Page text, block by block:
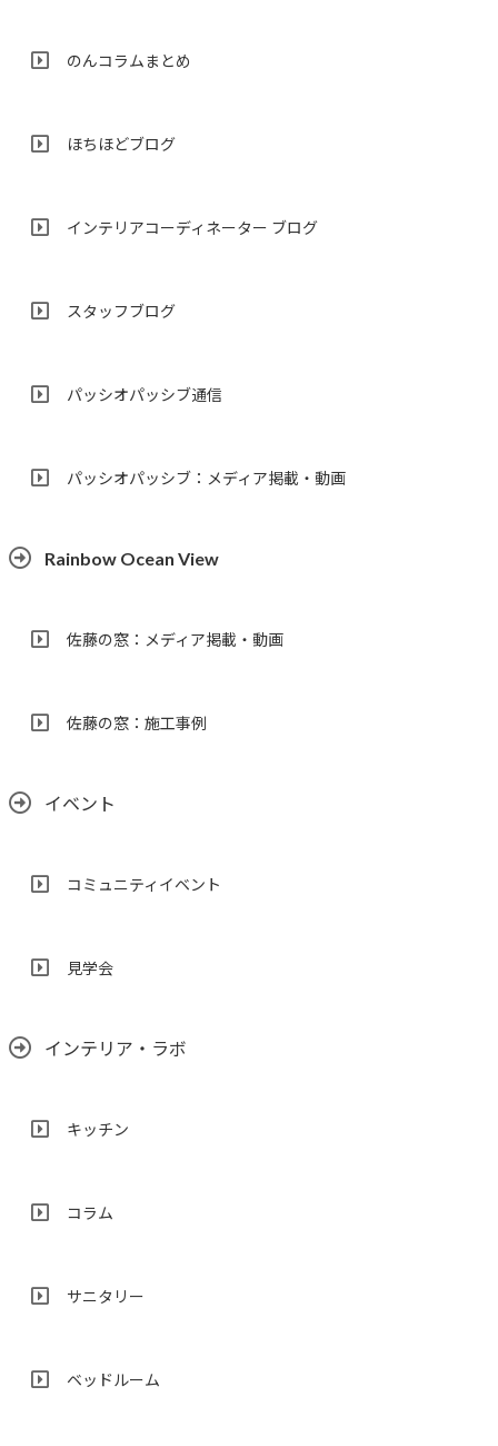
のんコラムまとめ
ほちほどブログ
インテリアコーディネーター ブログ
スタッフブログ
パッシオパッシブ通信
パッシオパッシブ：メディア掲載・動画
Rainbow Ocean View
佐藤の窓：メディア掲載・動画
佐藤の窓：施工事例
イベント
コミュニティイベント
見学会
インテリア・ラボ
キッチン
コラム
サニタリー
ベッドルーム